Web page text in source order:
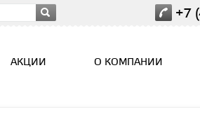
+7
АКЦИИ О КОМПАНИИ